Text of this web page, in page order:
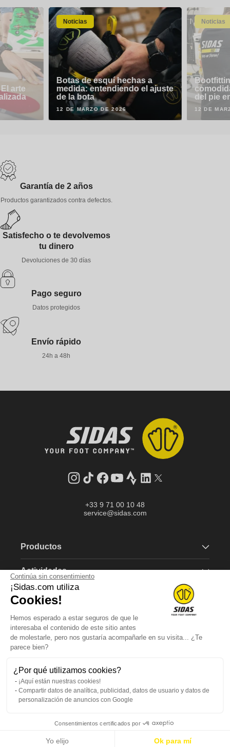
arte
Noticias
Botas de esquí hechas a
medida: entendiendo el ajuste
de la bota
12 DE MARZO DE 2026
Noticias
del pie
12 DE
Garantía de 2 años
Productos garantizados contra defectos.
Satisfecho o te devolvemos
tu dinero
Devoluciones de 30 días
Pago seguro
Datos protegidos
Envío rápido
24h a 48h
Instagram
tiktokfacebookyoutubeStravaLinkedInGorjeo
+33 9 71 00 10 48
service@sidas.com
Productos
Actividades
Marca
Más información
Suscríbete a nuestro boletín
Consigue un vale de 5€ al registrarte.
Correo electrónico
SIDAS - 18 rue Léon Béridot - 38509 Voiron - FRANCIA
Continúa sin consentimiento
¡Sidas.com utiliza
Cookies!
Hemos esperado a estar seguros de que le
interesaba el contenido de este sitio antes
de molestarle, pero nos gustaría acompañarle en su visita... ¿Te
parece bien?
¿Por qué utilizamos cookies?
¡Aquí están nuestras cookies!
Compartir datos de analítica, publicidad, datos de usuario y datos de
personalización de anuncios con Google
Consentimientos certificados por
Yo elijo Ok para mí